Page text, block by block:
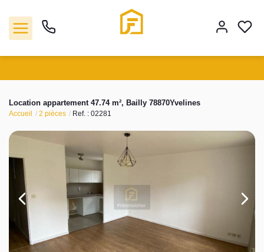
Vente
Location
Biens vendus
Gestion
Estimation
Location appartement 47.74 m², Bailly 78870Yvelines
Accueil 2 pièces Ref. : 02281